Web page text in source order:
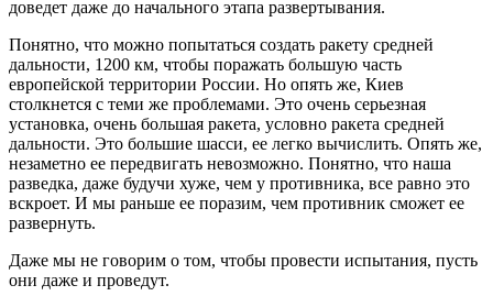
доведет даже до начального этапа развертывания.
Понятно, что можно попытаться создать ракету средней
дальности, 1200 км, чтобы поражать большую часть
европейской территории России. Но опять же, Киев
столкнется с теми же проблемами. Это очень серьезная
установка, очень большая ракета, условно ракета средней
дальности. Это большие шасси, ее легко вычислить. Опять же,
незаметно ее передвигать невозможно. Понятно, что наша
разведка, даже будучи хуже, чем у противника, все равно это
вскроет. И мы раньше ее поразим, чем противник сможет ее
развернуть.
Даже мы не говорим о том, чтобы провести испытания, пусть
они даже и проведут.